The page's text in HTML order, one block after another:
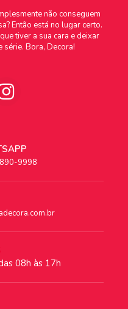
não conseguem
Então está no lugar certo.
tiver a sua cara e deixar
série. Bora, Decora!
9998
08h às 17h